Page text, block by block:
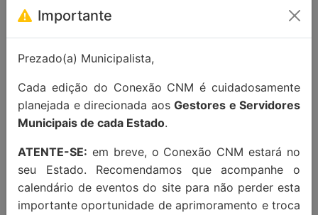
contato:
contato@conexaocnm.org.br
ou whats
app
(51) 99215-3439
Apoio Institucional:
Importante
Prezado(a) Municipalista,
Cada edição do Conexão CNM é cuidadosamente
planejada e direcionada aos Gestores e Servidores
Municipais de cada Estado.
ATENTE-SE: em breve, o Conexão CNM estará no
seu Estado. Recomendamos que acompanhe o
calendário de eventos do site para não perder esta
importante oportunidade de aprimoramento e troca